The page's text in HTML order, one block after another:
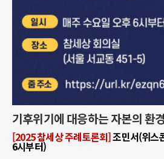
기후위기에 대응하는 자본의 환
[2025 참세상 주례토론회]조민서(위스
6시부터)